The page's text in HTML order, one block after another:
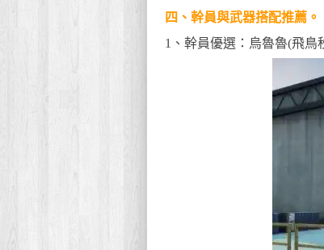
四、幹員與武器搭配推薦。
1、幹員優選：烏魯魯(飛鳥